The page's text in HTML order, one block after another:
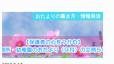
おたよりの書き方・情報発信